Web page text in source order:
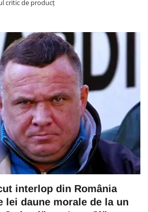
critic de producț
interlop din România
lei daune morale de la un